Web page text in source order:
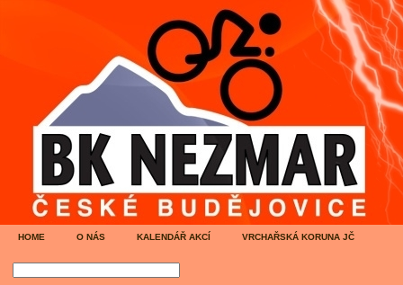
HOME O NÁS KALENDÁŘ AKCÍ VRCHAŘSKÁ KORUNA JČ